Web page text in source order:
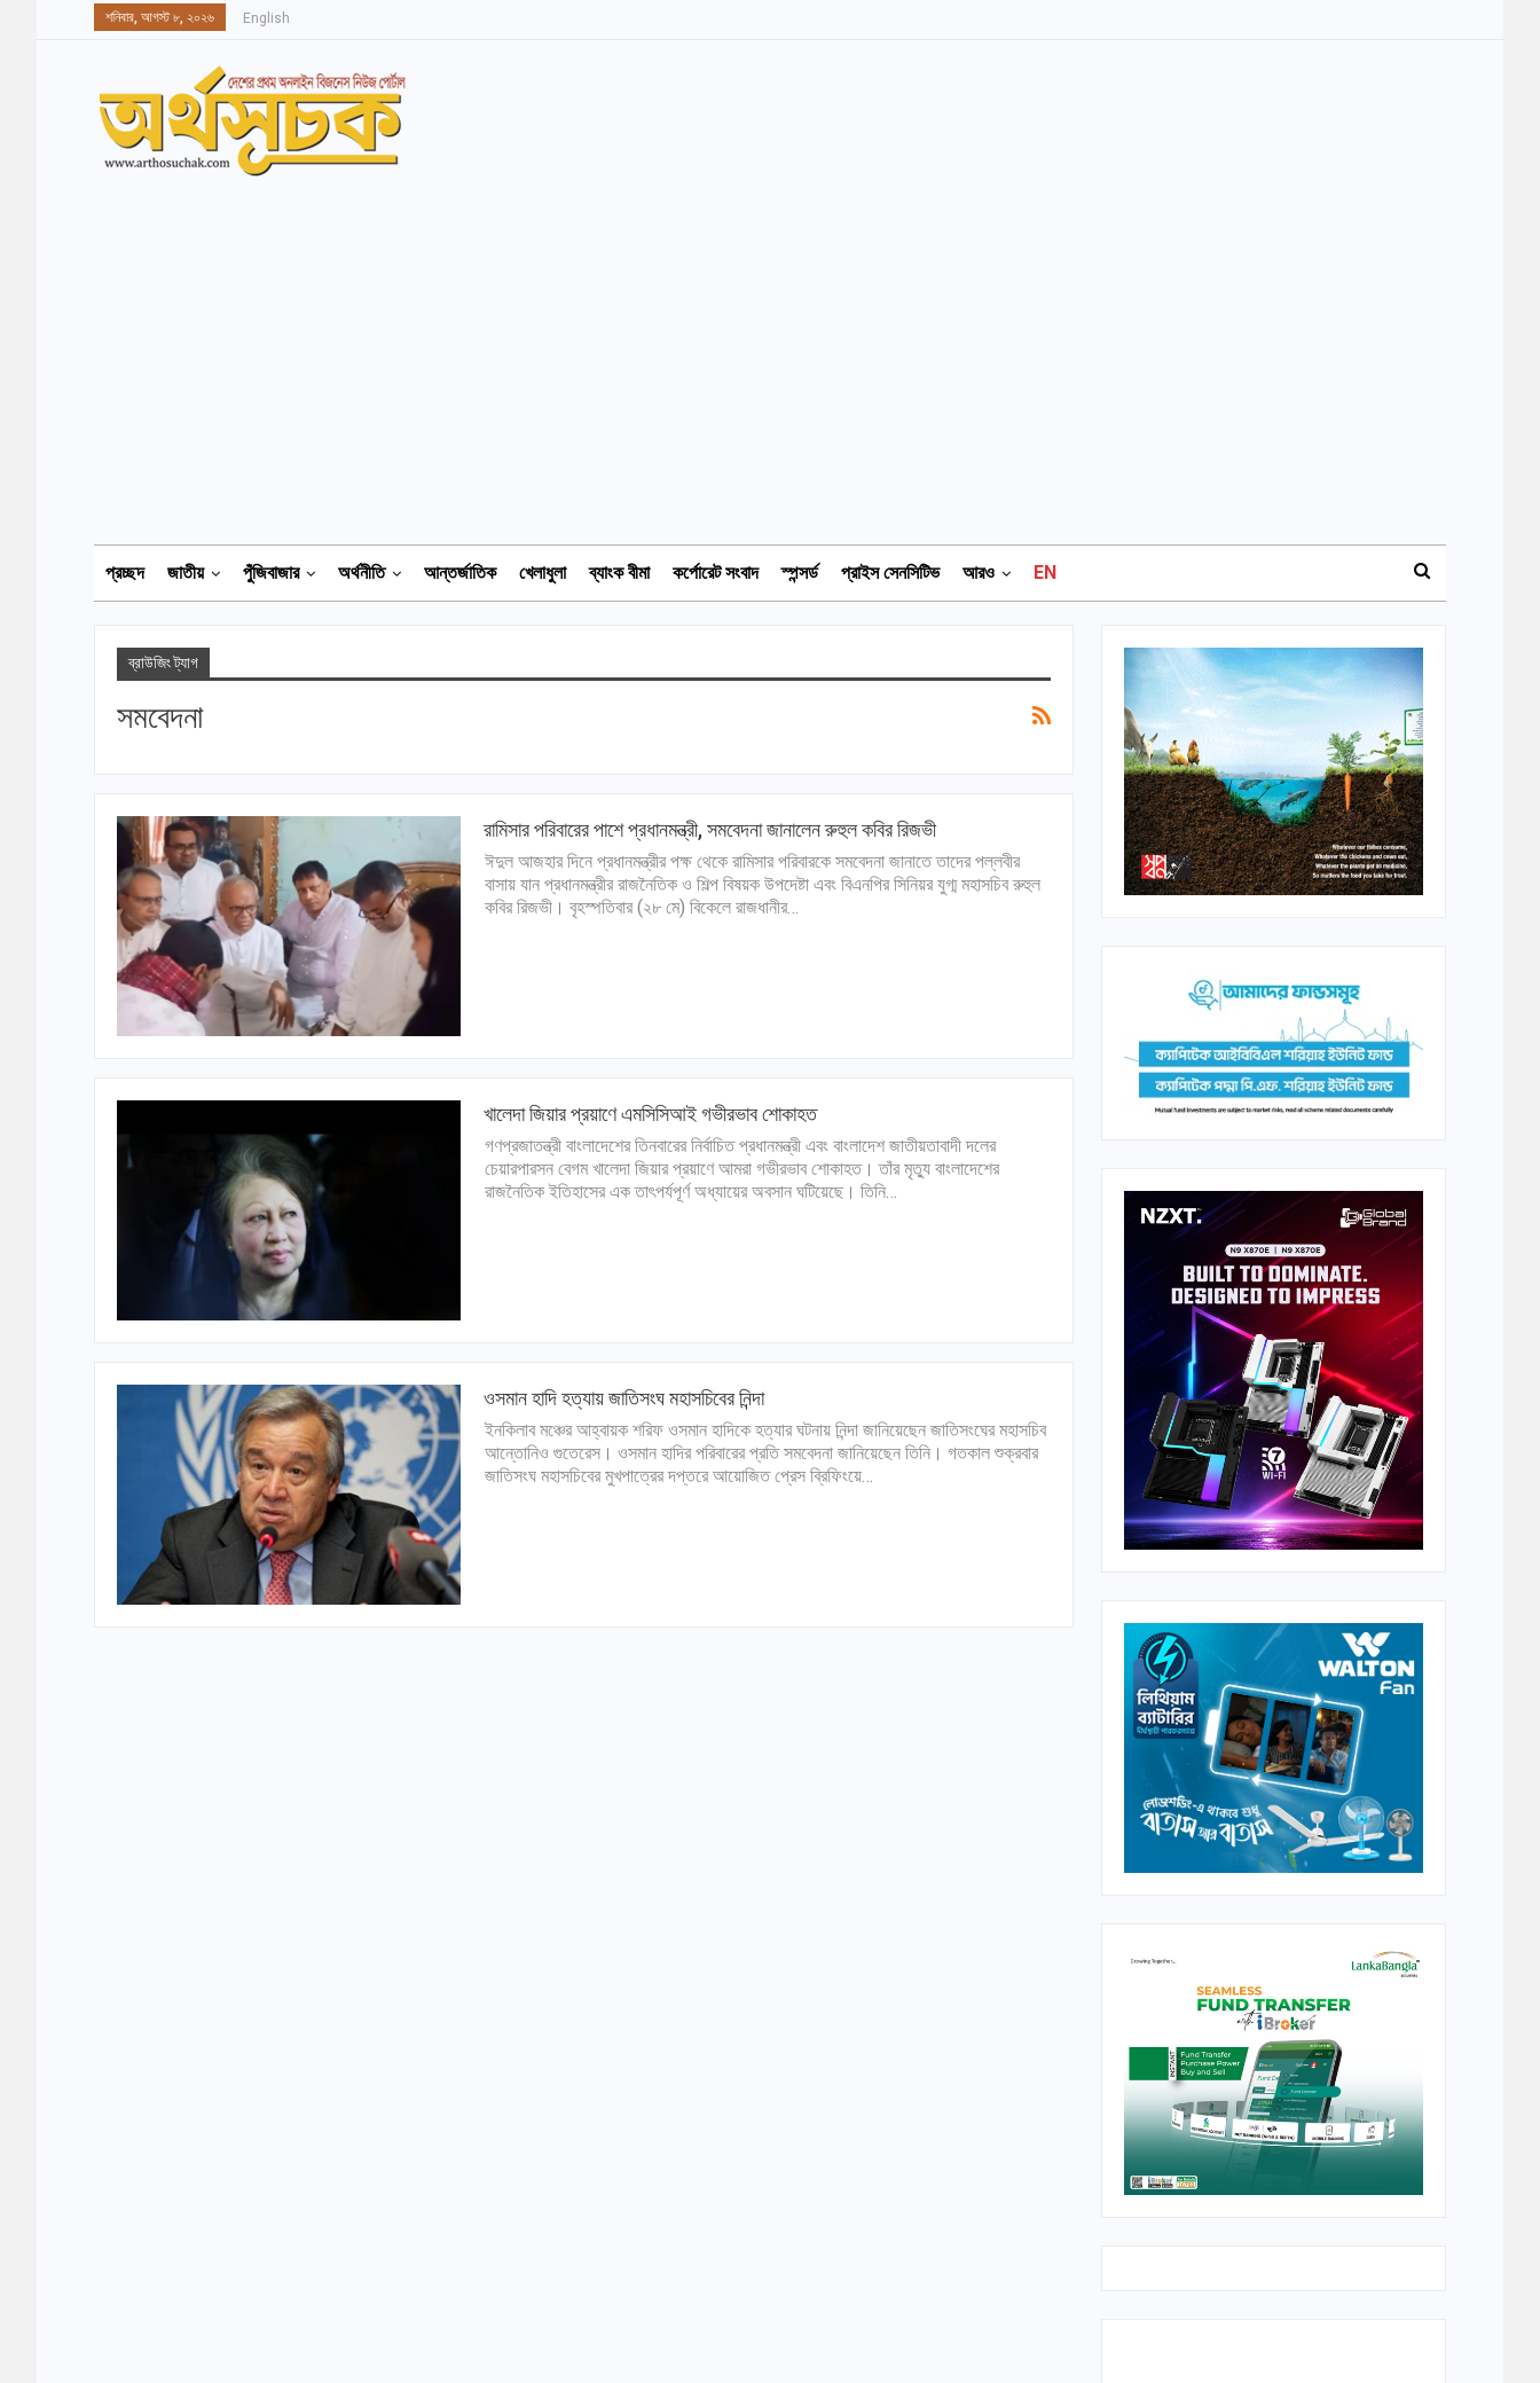
শনিবার, আগস্ট ৮, ২০২৬ English
প্রচ্ছদ জাতীয় পুঁজিবাজার অর্থনীতি আন্তর্জাতিক খেলাধুলা ব্যাংক বীমা কর্পোরেট সংবাদ স্পন্সর্ড প্রাইস সেনসিটিভ আরও EN
ব্রাউজিং ট্যাগ
সমবেদনা
রামিসার পরিবারের পাশে প্রধানমন্ত্রী, সমবেদনা জানালেন রুহুল কবির রিজভী
ঈদুল আজহার দিনে প্রধানমন্ত্রীর পক্ষ থেকে রামিসার পরিবারকে সমবেদনা জানাতে তাদের পল্লবীর
বাসায় যান প্রধানমন্ত্রীর রাজনৈতিক ও শিল্প বিষয়ক উপদেষ্টা এবং বিএনপির সিনিয়র যুগ্ম মহাসচিব রুহুল
কবির রিজভী। বৃহস্পতিবার (২৮ মে) বিকেলে রাজধানীর…
খালেদা জিয়ার প্রয়াণে এমসিসিআই গভীরভাব শোকাহত
গণপ্রজাতন্ত্রী বাংলাদেশের তিনবারের নির্বাচিত প্রধানমন্ত্রী এবং বাংলাদেশ জাতীয়তাবাদী দলের
চেয়ারপারসন বেগম খালেদা জিয়ার প্রয়াণে আমরা গভীরভাব শোকাহত। তাঁর মৃত্যু বাংলাদেশের
রাজনৈতিক ইতিহাসের এক তাৎপর্যপূর্ণ অধ্যায়ের অবসান ঘটিয়েছে। তিনি…
ওসমান হাদি হত্যায় জাতিসংঘ মহাসচিবের নিন্দা
ইনকিলাব মঞ্চের আহ্বায়ক শরিফ ওসমান হাদিকে হত্যার ঘটনায় নিন্দা জানিয়েছেন জাতিসংঘের মহাসচিব
আন্তোনিও গুতেরেস। ওসমান হাদির পরিবারের প্রতি সমবেদনা জানিয়েছেন তিনি। গতকাল শুক্রবার
জাতিসংঘ মহাসচিবের মুখপাত্রের দপ্তরে আয়োজিত প্রেস ব্রিফিংয়ে…